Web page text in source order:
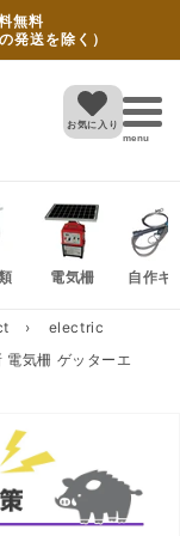
無料
発送を除く）
お気に入り
menu
電気柵 自作キ
›
electric
電気柵 ゲッターエ